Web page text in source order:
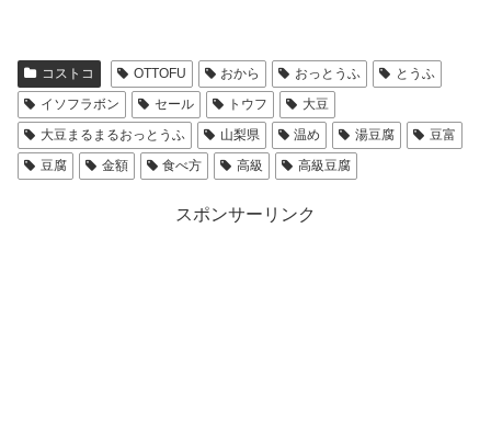
コストコ OTTOFU おから おっとうふ
とうふ
イソフラボン
セール トウフ
大豆
大豆まるまるおっとうふ
山梨県 温め 湯豆腐
豆富
豆腐
金額 食べ方 高級 高級豆腐
スポンサーリンク